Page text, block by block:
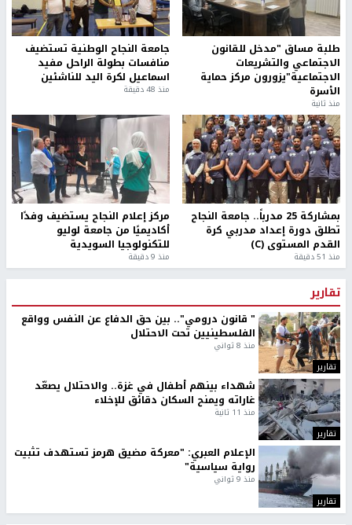
طلبة مساق "مدخل للقانون
الاجتماعي والتشريعات
الاجتماعية"يزورون مركز حماية
الأسرة
منذ ثانية
جامعة النجاح الوطنية تستضيف
منافسات بطولة الراحل مفيد
اسماعيل لكرة اليد للناشئين
منذ 48 دقيقة
بمشاركة 25 مدرباً.. جامعة النجاح
تطلق دورة إعداد مدربي كرة
القدم المستوى (C)
منذ 51 دقيقة
مركز إعلام النجاح يستضيف وفدًا
أكاديميًا من جامعة لوليو
للتكنولوجيا السويدية
منذ 9 دقيقة
تقارير
تقارير
" قانون درومي".. بين حق الدفاع عن النفس وواقع
الفلسطينيين تحت الاحتلال
منذ 8 ثواني
تقارير
شهداء بينهم أطفال في غزة.. والاحتلال يصعّد
غاراته ويمنح السكان دقائق للإخلاء
منذ 11 ثانية
تقارير
الإعلام العبري: "معركة مضيق هرمز تستهدف تثبيت
رواية سياسية"
منذ 9 ثواني